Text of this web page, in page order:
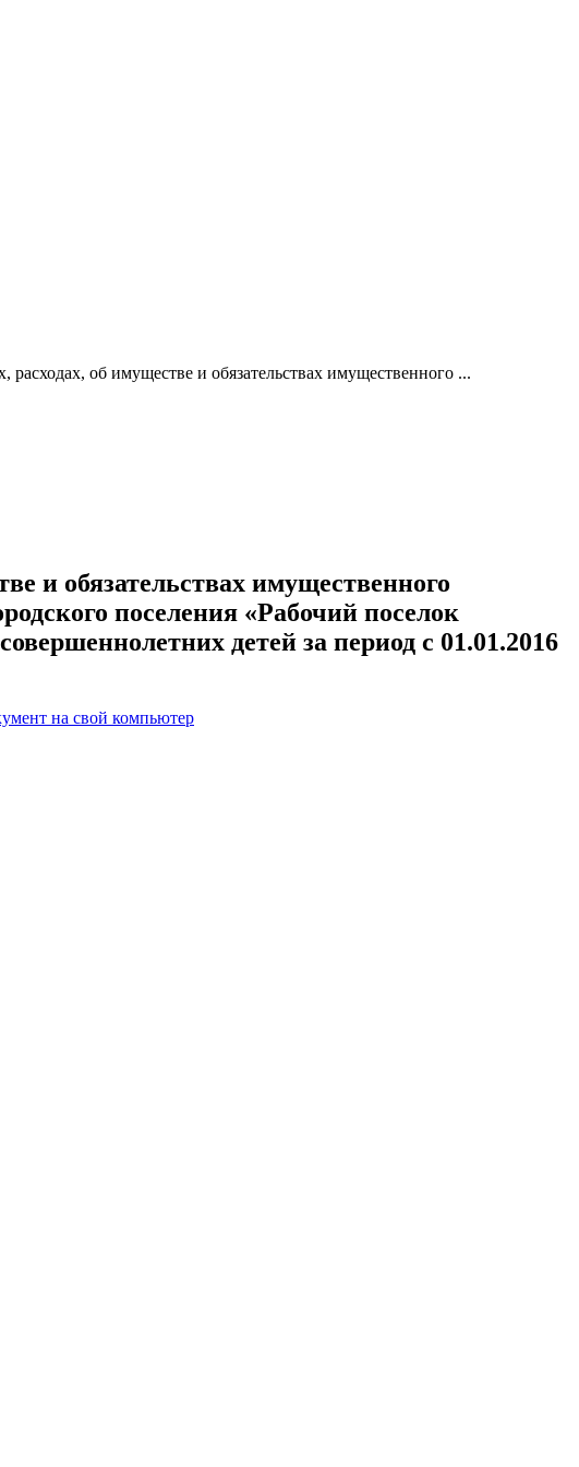
расходах, об имуществе и обязательствах имущественного ...
и обязательствах имущественного
поселения «Рабочий поселок
детей за период с 01.01.2016
на свой компьютер